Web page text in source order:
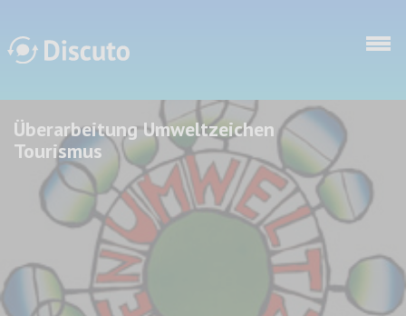
Discuto
Discuto
Überarbeitung Umweltzeichen
Tourismus